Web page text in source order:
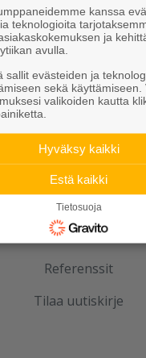
murskaus,
Rudus
Uutiset
Referenssit
Tilaa uutiskirje
kanssa
teknologioita
ja
avulla.
sallit evästeiden ja
sekä käyttämiseen.
valikoiden kautta
Hyväksy kaikki
Estä kaikki
Tietosuoja